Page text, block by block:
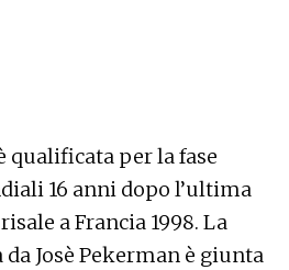
qualificata per la fase
16 anni dopo l’ultima
a Francia 1998. La
Josè Pekerman è giunta